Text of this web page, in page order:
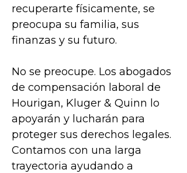
recuperarte físicamente, se
preocupa su familia, sus
finanzas y su futuro.
No se preocupe. Los abogados
de compensación laboral de
Hourigan, Kluger & Quinn lo
apoyarán y lucharán para
proteger sus derechos legales.
Contamos con una larga
trayectoria ayudando a